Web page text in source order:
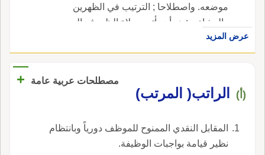
موضعه. واصطلاحا ; الترتيب في الظهرين
والعشاءين: هو أن يأتي بصلاة الظهر ثم العصر ،
وبصلاة المغرب ثم العشاء.عرض المزيد
مصطلحات عربية عامة +
(أ) الراتب( المرتب)
المقابل النقدي الممنوح للموظف دورياً وبانتظام
نظير قيامة بواجبات الوظيفة.